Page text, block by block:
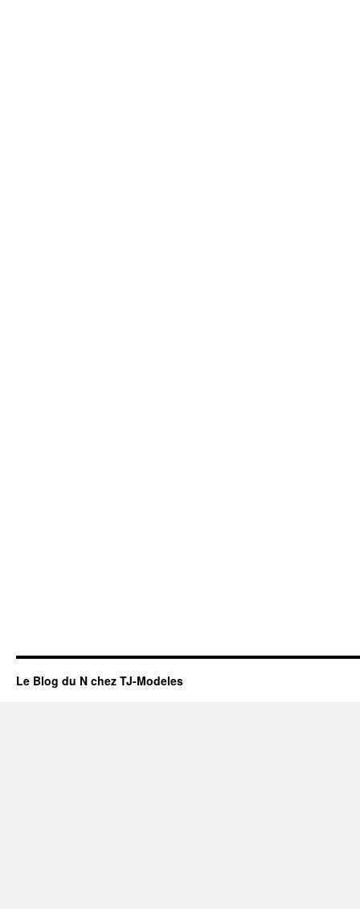
Le Blog du N chez TJ-Modeles